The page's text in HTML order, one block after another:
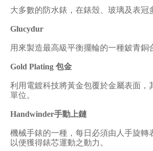
大多數的防水錶，在錶殼、玻璃及表冠
Glucydur
用來製造最高級平衡擺輪的一種鈹青銅
Gold Plating 包金
利用電鍍科技將黃金包覆於金屬表面，
單位。
Handwinder手動上鏈
機械手錶的一種，每日必須由人手旋轉
以便獲得錶芯運動之動力。